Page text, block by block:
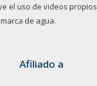
el uso de videos
de agua.
Afiliado a